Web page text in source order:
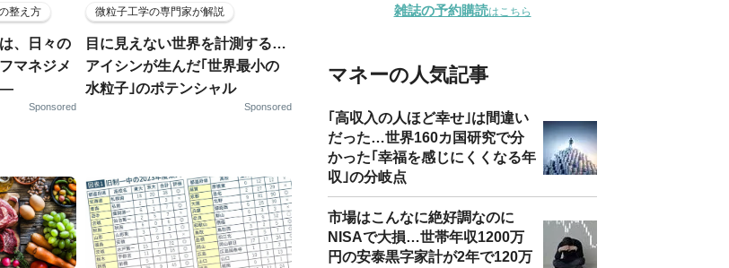
整え方
、日々の
マネジメ
Sponsored
微粒子工学の専門家が解説
目に見えない世界を計測する…
アイシンが生んだ｢世界最小の
水粒子｣のポテンシャル
Sponsored
雑誌の予約購読はこちら
マネーの人気記事
｢高収入の人ほど幸せ｣は間違い
だった…世界160カ国研究で分
かった｢幸福を感じにくくなる年
収｣の分岐点
市場はこんなに絶好調なのに
NISAで大損…世帯年収1200万
円の安泰黒字家計が2年で120万